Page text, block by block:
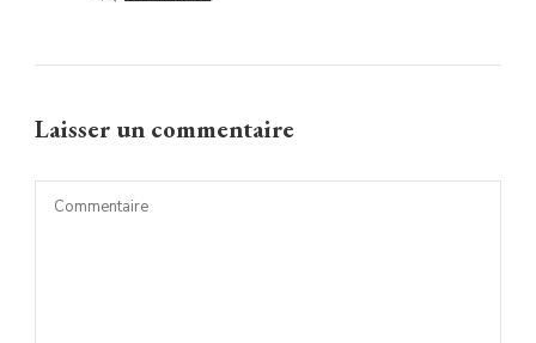
Laisser un commentaire